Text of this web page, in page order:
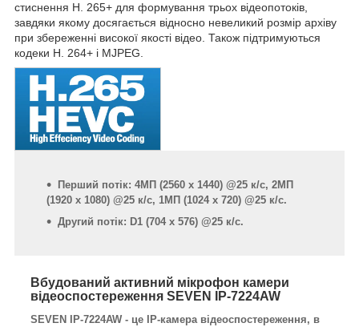
стиснення H. 265+ для формування трьох відеопотоків,
завдяки якому досягається відносно невеликий розмір архіву
при збереженні високої якості відео. Також підтримуються
кодеки H. 264+ і MJPEG.
Перший потік: 4МП (2560 x 1440) @25 к/с, 2МП
(1920 x 1080) @25 к/с, 1МП (1024 x 720) @25 к/с.
Другий потік: D1 (704 x 576) @25 к/с.
Вбудований активний мікрофон камери
відеоспостереження SEVEN IP-7224AW
SEVEN IP-7224AW - це IP-камера відеоспостереження, в